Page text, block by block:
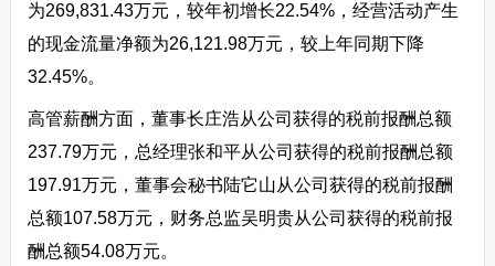
为269,831.43万元，较年初增长22.54%，经营活动产生
的现金流量净额为26,121.98万元，较上年同期下降
32.45%。
高管薪酬方面，董事长庄浩从公司获得的税前报酬总额
237.79万元，总经理张和平从公司获得的税前报酬总额
197.91万元，董事会秘书陆它山从公司获得的税前报酬
总额107.58万元，财务总监吴明贵从公司获得的税前报
酬总额54.08万元。